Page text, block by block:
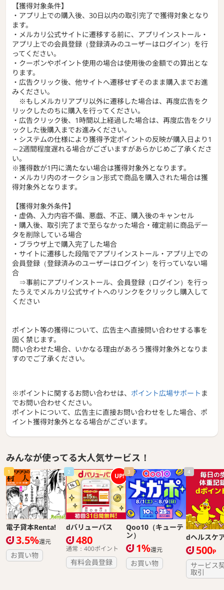
【獲得対象条件】
・アプリ上での購入後、30日以内の取引完了で獲得対象となり
ます。
・メルカリ公式サイトに遷移する前に、アプリインストール・
アプリ上での会員登録（登録済みのユーザーはログイン）を行
ってください。
・クーポンやポイント使用の場合は使用後の金額での算出とな
ります。
・広告クリック後、他サイトへ遷移せずそのまま購入までお進
みください。
※もしメルカリアプリ以外に遷移した場合は、再度広告をク
リックしたのちに購入を行ってください。
・広告クリック後、1時間以上経過した場合は、再度広告をクリ
ックした後購入までお進みください。
・システムの仕様により獲得予定ポイントの反映が購入日より1
～2週間程度遅れる場合がございますがあらかじめご了承くださ
い。
※獲得数が1円に満たない場合は獲得対象外となります。
・メルカリ内のオークション形式で商品を購入された場合は獲
得対象外となります。
【獲得対象外条件】
・虚偽、入力内容不備、悪戯、不正、購入後のキャンセル
・購入後、取引完了まで至らなかった場合・確定前に商品デー
タを削除している場合
・ブラウザ上で購入完了した場合
・サイトに遷移した段階でアプリインストール・アプリ上での
会員登録（登録済みのユーザーはログイン）を行っていない場
合
⇒事前にアプリインストール、会員登録（ログイン）を行っ
たうえでメルカリ公式サイトへのリンクをクリックし購入して
ください
ポイント等の獲得について、広告主へ直接問い合わせする事を
固く禁じます。
問い合わせた場合、いかなる理由があろう獲得対象外となりま
すのでご了承ください。
※ポイントに関するお問い合わせは、 ポイント広場サポート ま
でお問い合わせください。
ポイントについて、広告主に直接お問い合わせをした場合、ポ
イント獲得対象外となる場合がございます。
みんなが使ってる大人気サービス！
1
電子貸本Renta!
3.5%還元
お買い物
2 UP!
dバリューパス
480
通常：400ポイント
有料会員登録
3
Qoo10（キューテ
ン）
1%還元
お買い物
4
dヘルスケ
500P
サービス
取引